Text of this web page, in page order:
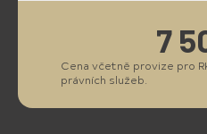
Cena včetně provize pro
právních služeb.
7